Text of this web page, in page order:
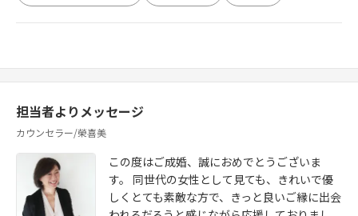
担当者よりメッセージ
カウンセラー/榮喜美
この度はご成婚、誠におめでとうございま
す。 同世代の女性として見ても、きれいで優
しくとても素敵な方で、きっと良いご縁に出会